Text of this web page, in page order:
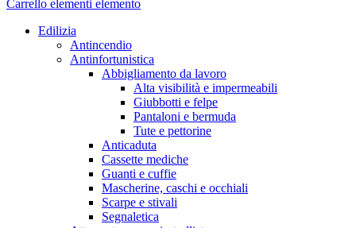
Carrello elementi elemento
Edilizia
Antincendio
Antinfortunistica
Abbigliamento da lavoro
Alta visibilità e impermeabili
Giubbotti e felpe
Pantaloni e bermuda
Tute e pettorine
Anticaduta
Cassette mediche
Guanti e cuffie
Mascherine, caschi e occhiali
Scarpe e stivali
Segnaletica